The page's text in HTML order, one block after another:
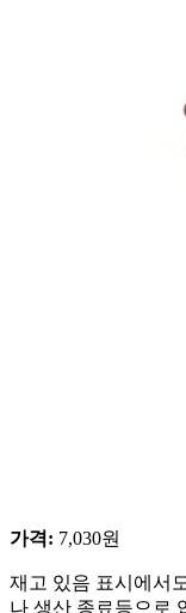
가격: 7,030원
재고 있음 표시에서
나 생산 종료등으로